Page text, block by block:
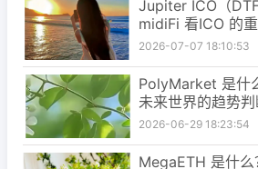
Jupiter ICO（
midiFi 看ICO 的
2026-07-07 18:10:53
PolyMarket 是什
未来世界的趋势
2026-06-29 18:23:54
MegaETH 是什